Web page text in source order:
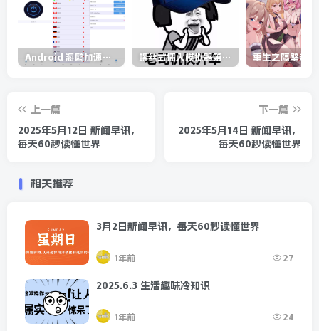
Android 海鸥加速器v6.6.3(解锁会员) 螺丝式插入模拟器第5代/NejicomiSimulator.Vol.5.v1.0.2
上一篇
2025年5月12日 新闻早讯，
每天60秒读懂世界
下一篇
2025年5月14日 新闻早讯，
每天60秒读懂世界
相关推荐
3月2日新闻早讯，每天60秒读懂世界
1年前 27
2025.6.3 生活趣味冷知识
1年前 24